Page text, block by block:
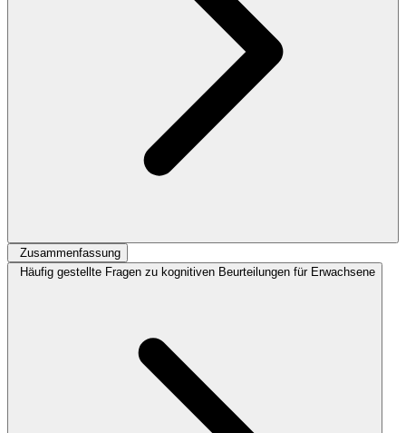
Zusammenfassung
Häufig gestellte Fragen zu kognitiven Beurteilungen für Erwachsene